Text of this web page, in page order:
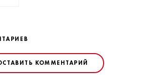
КОММЕНТАРИЙ